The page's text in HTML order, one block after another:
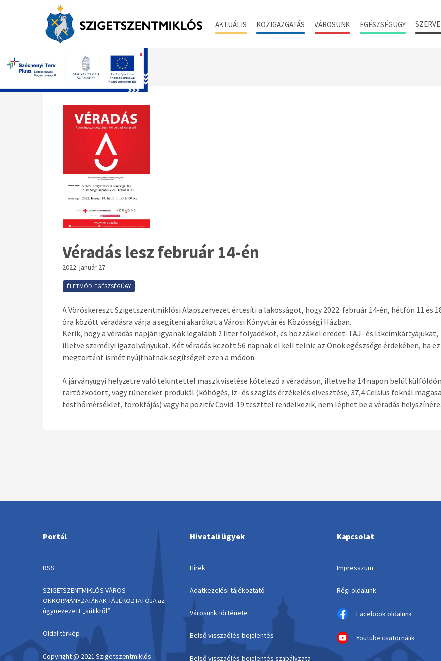
AKTUÁLIS KÖZIGAZGATÁS VÁROSUNK EGÉSZSÉGÜGY
x
Főoldal
Véradás lesz február 14-én
2022. január 27.
ÉLETMÓD, EGÉSZSÉGÜGY
A Vöröskereszt Szigetszentmiklósi Alapszervezet értesíti a lakosságot, hogy 2022. február 14-én, hétfőn 11 és
óra között véradásra várja a segíteni akarókat a Városi Könyvtár és Közösségi Házban.
Kérik, hogy a véradás napján igyanak legalább 2 liter folyadékot, és hozzák el eredeti TAJ- és lakcímkártyájukat,
illetve személyi igazolványukat. Két véradás között 56 napnak el kell telnie az Önök egészsége érdekében, ha ez
megtörtént ismét nyújthatnak segítséget ezen a módon.
A járványügyi helyzetre való tekintettel maszk viselése kötelező a véradáson, illetve ha 14 napon belül külföldön
tartózkodott, vagy tüneteket produkál (köhögés, íz- és szaglás érzékelés elvesztése, 37,4 Celsius foknál
testhőmérséklet, torokfájás) vagy ha pozitív Covid-19 teszttel rendelkezik, nem léphet be a véradás helyszínére.
Portál
RSS
SZIGETSZENTMIKLÓS VÁROS
ÖNKORMÁNYZATÁNAK TÁJÉKOZTATÓJA az
úgynevezett „sütikről”
Oldal térkép
Copyright @ 2021 Szigetszentmiklós
Hivatali ügyek
Hírek
Adatkezelési tájékoztató
Városunk története
Belső visszaélés-bejelentés
Belső visszaélés-bejelentés szabályzata
Kapcsolat
Impresszum
Régi oldalunk
Facebook oldalunk
Youtube csatornánk